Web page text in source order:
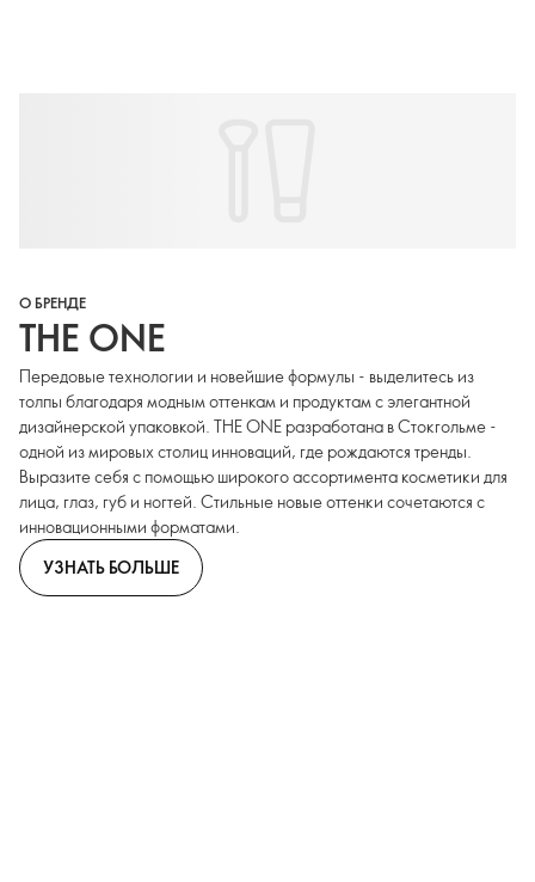
О БРЕНДЕ
THE ONE
Передовые технологии и новейшие формулы - выделитесь из
толпы благодаря модным оттенкам и продуктам с элегантной
дизайнерской упаковкой. THE ONE разработана в Стокгольме -
одной из мировых столиц инноваций, где рождаются тренды.
Выразите себя с помощью широкого ассортимента косметики для
лица, глаз, губ и ногтей. Стильные новые оттенки сочетаются с
инновационными форматами.
УЗНАТЬ БОЛЬШЕ